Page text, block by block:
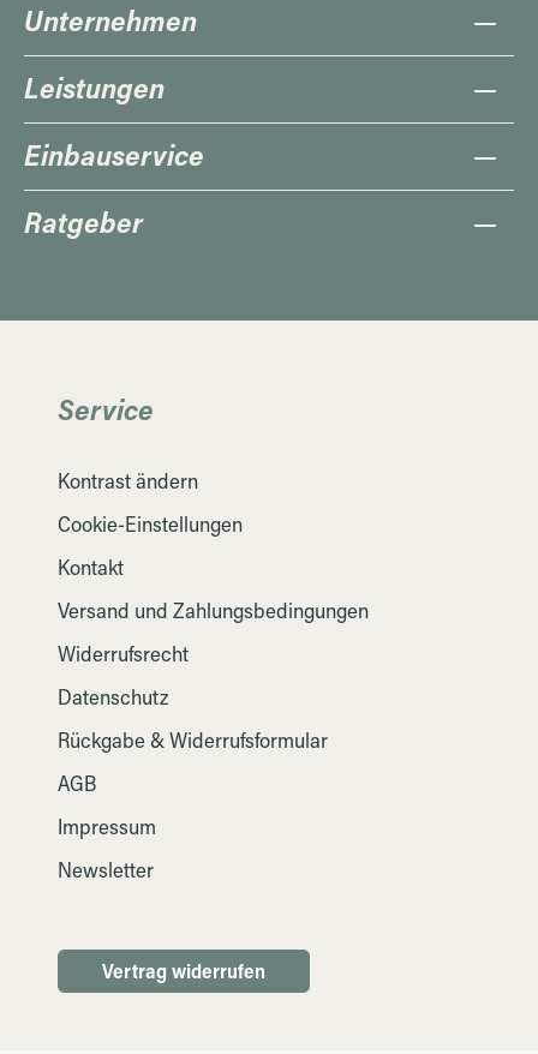
Unternehmen
Leistungen
Einbauservice
Ratgeber
Service
Kontrast ändern
Cookie-Einstellungen
Kontakt
Versand und Zahlungsbedingungen
Widerrufsrecht
Datenschutz
Rückgabe & Widerrufsformular
AGB
Impressum
Newsletter
Vertrag widerrufen